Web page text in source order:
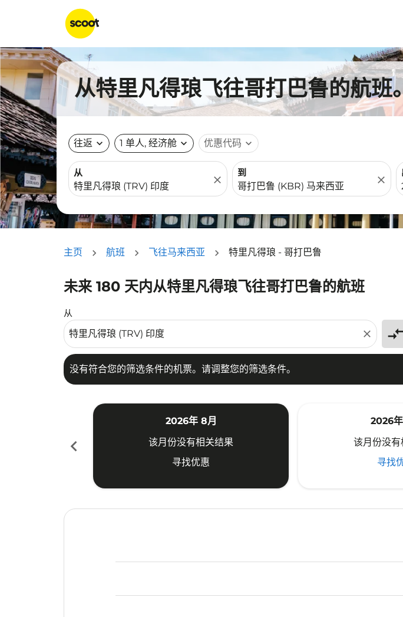
从特里凡得琅飞往哥打巴鲁的航
往返 expand_more 1 单人, 经济舱 expand_more 优惠代码 expand_more
从
close
到
close
主页 航班 飞往马来西亚 特里凡得琅 - 哥打巴鲁
未来 180 天内从特里凡得琅飞往哥打巴鲁的航班
从
close
没有符合您的筛选条件的机票。请调整您的筛选条件。
没有符合您的筛选条件的机票。请调整您的筛选条件。
chevron_left
2026年 8月
该月份没有相关结果
寻找优惠
2026
该月份没有
寻找